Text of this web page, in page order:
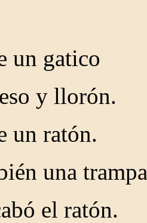
un gatico
y llorón.
un ratón.
una
el ratón.